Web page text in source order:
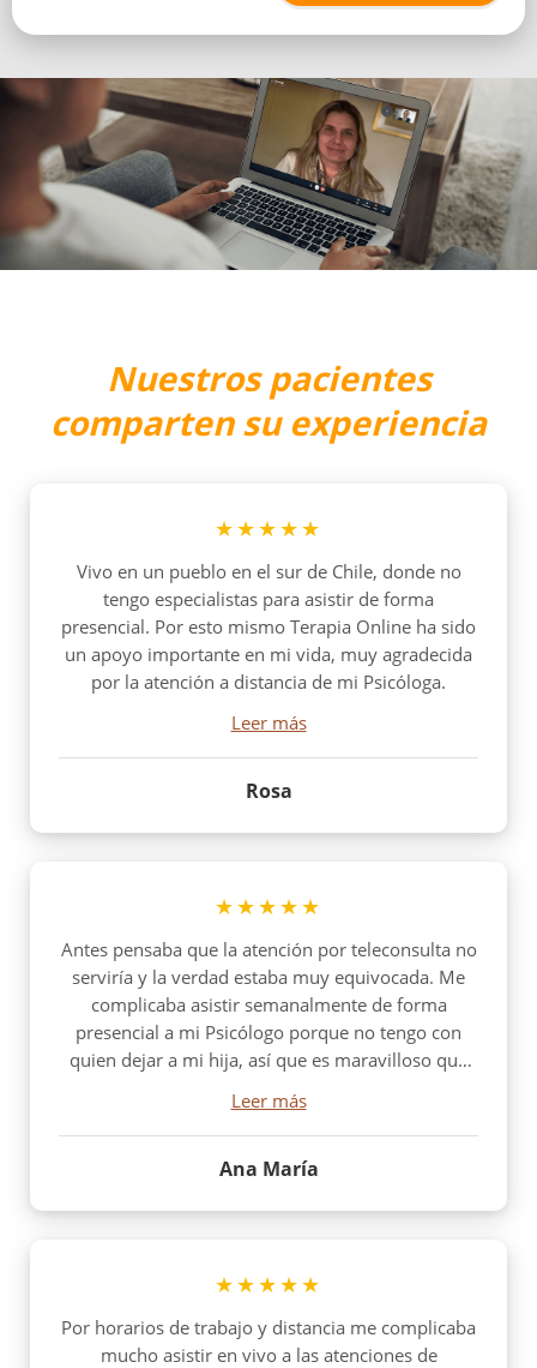
Nuestros pacientes
comparten su experiencia
★★★★★
Vivo en un pueblo en el sur de Chile, donde no
tengo especialistas para asistir de forma
presencial. Por esto mismo Terapia Online ha sido
un apoyo importante en mi vida, muy agradecida
por la atención a distancia de mi Psicóloga.
Leer más
Rosa
★★★★★
Antes pensaba que la atención por teleconsulta no
serviría y la verdad estaba muy equivocada. Me
complicaba asistir semanalmente de forma
presencial a mi Psicólogo porque no tengo con
quien dejar a mi hija, así que es maravilloso que
online.
Leer más
Ana María
★★★★★
Por horarios de trabajo y distancia me complicaba
mucho asistir en vivo a las atenciones de